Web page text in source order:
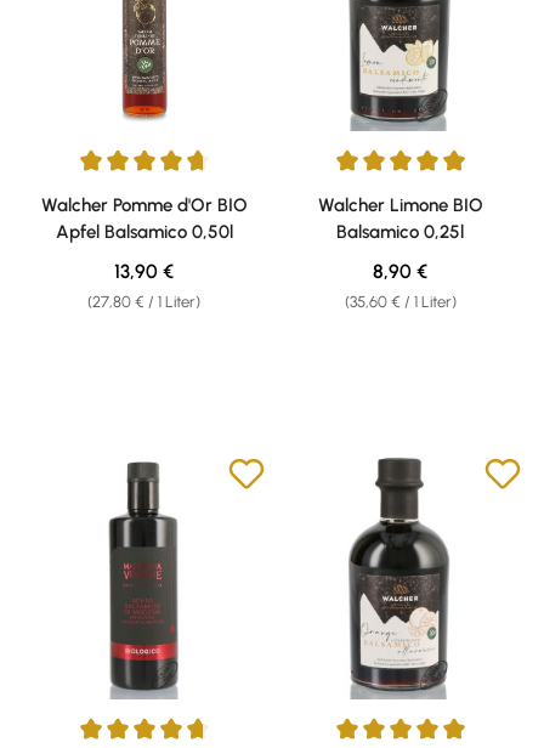
Durchschnittliche Bewertung von 4.75 von 5 Sternen
Walcher Pomme d'Or BIO
Apfel Balsamico 0,50l
(27,80 € / 1 Liter)
Regulärer Preis:
13,90 €
Durchschnittliche Bewertung
Walcher Limone BIO
Balsamico 0,25l
(35,60 € / 1 Liter)
Regulärer Preis:
8,90 €